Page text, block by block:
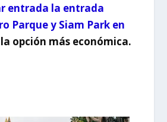
entrada la entrada
Parque y Siam Park en
la opción más económica.